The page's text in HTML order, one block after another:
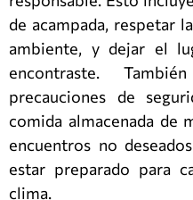
de acampada, respetar
ambiente, y dejar el
encontraste.
precauciones de
comida almacenada de
encuentros no
estar preparado para
clima.